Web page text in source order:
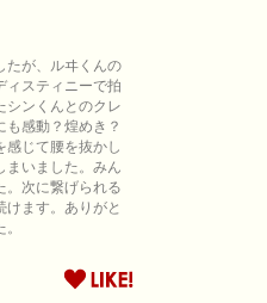
たが、ルヰくんの
ィスティニーで拍
シンくんとのクレ
も感動？煌めき？
感じて腰を抜かし
まいました。みん
。次に繋げられる
けます。ありがと